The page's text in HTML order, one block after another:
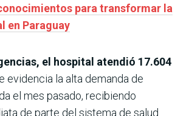
para transformar la
en Paraguay
el hospital atendió 17.604
evidencia la alta demanda de
el mes pasado, recibiendo
de parte del sistema de salud